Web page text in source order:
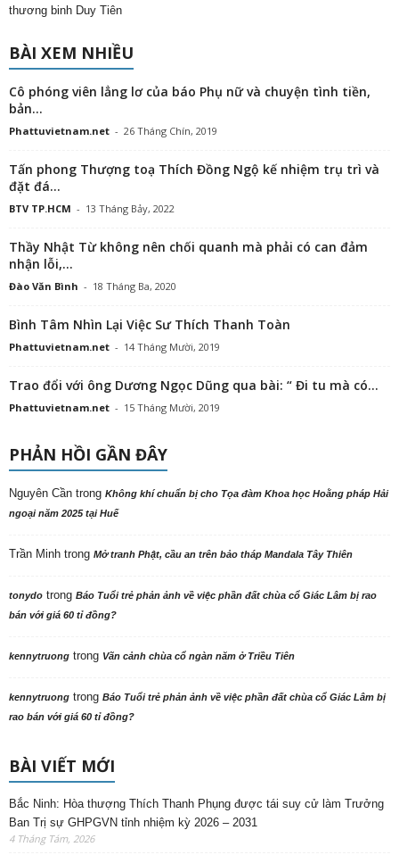
thương binh Duy Tiên
BÀI XEM NHIỀU
Cô phóng viên lẳng lơ của báo Phụ nữ và chuyện tình tiền,
bản...
Phattuvietnam.net - 26 Tháng Chín, 2019
Tấn phong Thượng toạ Thích Đồng Ngộ kế nhiệm trụ trì và
đặt đá...
BTV TP.HCM - 13 Tháng Bảy, 2022
Thầy Nhật Từ không nên chối quanh mà phải có can đảm
nhận lỗi,...
Đào Văn Bình - 18 Tháng Ba, 2020
Bình Tâm Nhìn Lại Việc Sư Thích Thanh Toàn
Phattuvietnam.net - 14 Tháng Mười, 2019
Trao đổi với ông Dương Ngọc Dũng qua bài: “ Đi tu mà có...
Phattuvietnam.net - 15 Tháng Mười, 2019
PHẢN HỒI GẦN ĐÂY
Nguyên Cần trong Không khí chuẩn bị cho Tọa đàm Khoa học Hoằng pháp Hải
ngoại năm 2025 tại Huế
Trần Minh trong Mở tranh Phật, cầu an trên bảo tháp Mandala Tây Thiên
tonydo trong Báo Tuổi trẻ phản ảnh về việc phần đất chùa cổ Giác Lâm bị rao
bán với giá 60 tỉ đồng?
kennytruong trong Vãn cảnh chùa cổ ngàn năm ở Triều Tiên
kennytruong trong Báo Tuổi trẻ phản ảnh về việc phần đất chùa cổ Giác Lâm bị
rao bán với giá 60 tỉ đồng?
BÀI VIẾT MỚI
Bắc Ninh: Hòa thượng Thích Thanh Phụng được tái suy cử làm Trưởng
Ban Trị sự GHPGVN tỉnh nhiệm kỳ 2026 – 2031
4 Tháng Tám, 2026